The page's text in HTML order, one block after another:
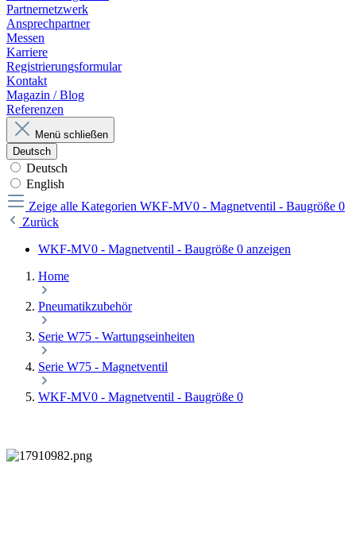
Partnernetzwerk
Ansprechpartner
Messen
Karriere
Registrierungsformular
Kontakt
Magazin / Blog
Referenzen
Menü schließen
Deutsch
Deutsch
English
Zeige alle Kategorien WKF-MV0 - Magnetventil - Baugröße 0
Zurück
WKF-MV0 - Magnetventil - Baugröße 0 anzeigen
Home
Pneumatikzubehör
Serie W75 - Wartungseinheiten
Serie W75 - Magnetventil
WKF-MV0 - Magnetventil - Baugröße 0